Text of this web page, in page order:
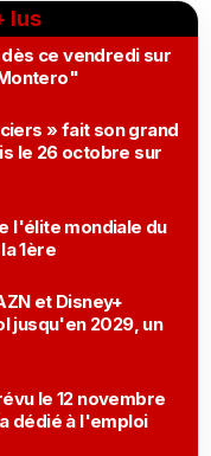
lus
ce vendredi sur
» fait son grand
le 26 octobre sur
l'élite mondiale du
1ère
et Disney+
jusqu'en 2029, un
le 12 novembre
dédié à l'emploi